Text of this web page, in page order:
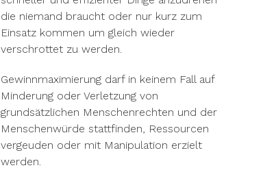
die niemand braucht oder nur kurz zum
Einsatz kommen um gleich wieder
verschrottet zu werden.
Gewinnmaximierung darf in keinem Fall auf
Minderung oder Verletzung von
grundsätzlichen Menschenrechten und der
Menschenwürde stattfinden, Ressourcen
vergeuden oder mit Manipulation erzielt
werden.